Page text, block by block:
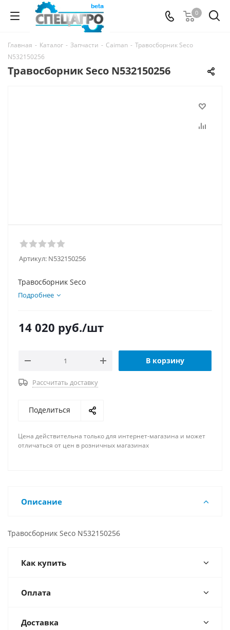
0
Главная - Каталог - Запчасти - Caiman - Травосборник Seco
N532150256
Травосборник Seco N532150256
Артикул: N532150256
Травосборник Seco
Подробнее
14 020 руб./шт
В корзину
Рассчитать доставку
Поделиться
Цена действительна только для интернет-магазина и может
отличаться от цен в розничных магазинах
Описание
Травосборник Seco N532150256
Как купить
Оплата
Доставка